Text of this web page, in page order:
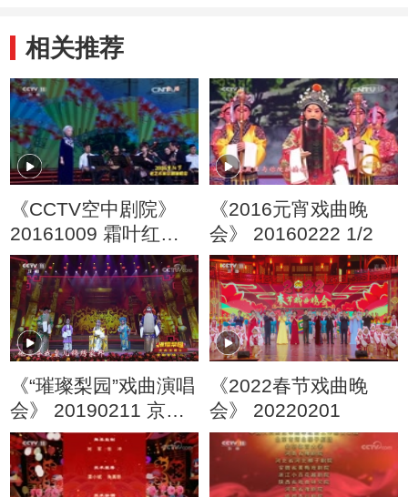
相关推荐
《CCTV空中剧院》
20161009 霜叶红于
二月花-2016重阳节老
艺术家京剧演唱会 2/2
《2016元宵戏曲晚
会》 20160222 1/2
《“璀璨梨园”戏曲演唱
会》 20190211 京剧
专场（二）
《2022春节戏曲晚
会》 20220201